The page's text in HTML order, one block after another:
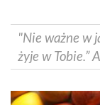
"Nie ważne w
żyje w Tobie.”